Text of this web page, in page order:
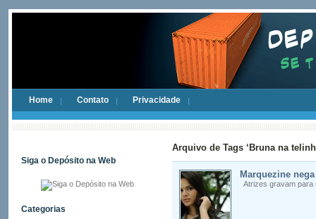
Home Contato Privacidade
Siga o Depósito na Web
Categorias
Arquivo de Tags ‘Bruna na
Marquezine
Atrizes gravam para